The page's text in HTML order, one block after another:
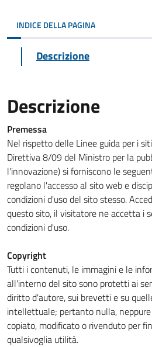
INDICE DELLA PAGINA
Descrizione
Descrizione
Premessa
Nel rispetto delle Linee guida per i
Direttiva 8/09 del Ministro per la
l'innovazione) si forniscono le
regolano l'accesso al sito web e
condizioni d'uso del sito stesso.
questo sito, il visitatore ne accetta i
condizioni d'uso.
Copyright
Tutti i contenuti, le immagini e le
all'interno del sito sono protetti ai
diritto d'autore, sui brevetti e su
intellettuale; pertanto nulla,
copiato, modificato o rivenduto per
qualsivoglia utilità.